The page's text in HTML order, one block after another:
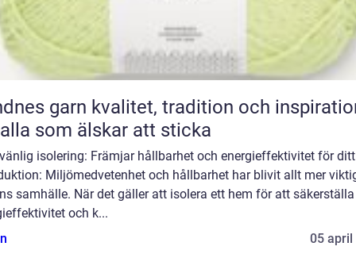
kvalitet, tradition och inspiration
som älskar att sticka
isolering: Främjar hållbarhet och energieffektivitet för
Miljömedvetenhet och hållbarhet har blivit allt mer
samhälle. När det gäller att isolera ett hem för att säkerställa
och k...
05 april